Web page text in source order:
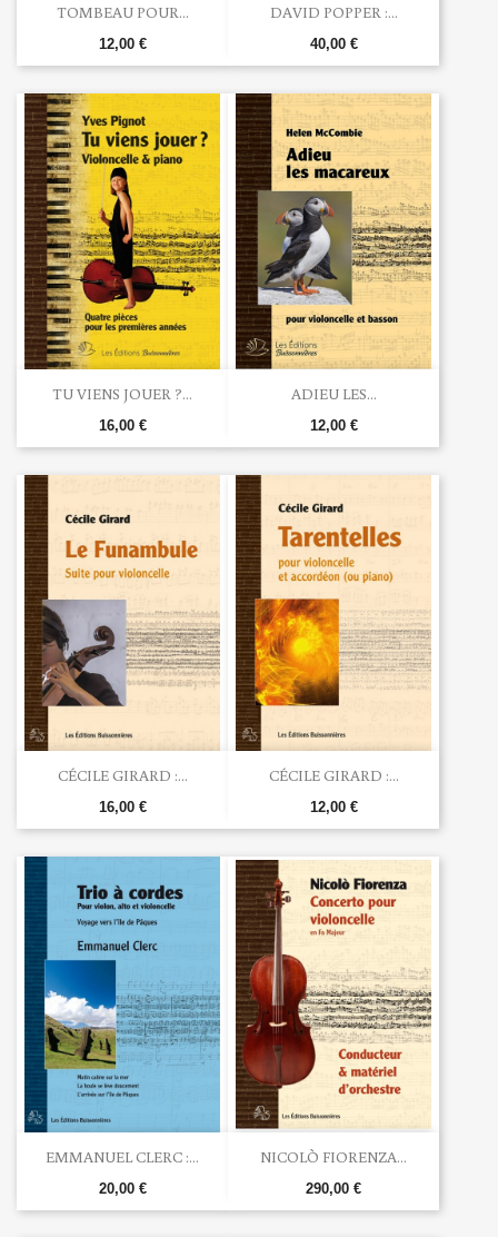
TOMBEAU POUR...
12,00 €
DAVID POPPER :...
40,00 €
TU VIENS JOUER ?...
16,00 €
ADIEU LES...
12,00 €
CÉCILE GIRARD :...
16,00 €
CÉCILE GIRARD :...
12,00 €
EMMANUEL CLERC :...
20,00 €
NICOLÒ FIORENZA...
290,00 €